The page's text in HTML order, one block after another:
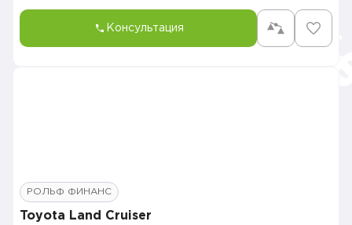
Консультация
РОЛЬФ ФИНАНС
Toyota Land Cruiser